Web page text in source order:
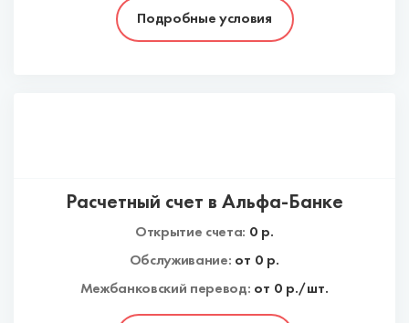
Подробные условия
Расчетный счет в Альфа-Банке
Открытие счета: 0 р.
Обслуживание: от 0 р.
Межбанковский перевод: от 0 р./шт.